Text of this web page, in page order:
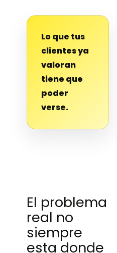
Lo que tus
clientes ya
valoran
tiene que
poder
verse.
El problema
real no
siempre
esta donde